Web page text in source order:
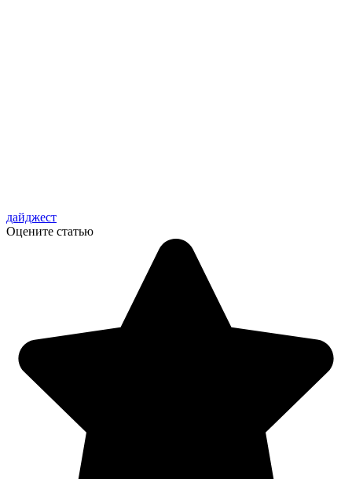
дайджест
Оцените статью